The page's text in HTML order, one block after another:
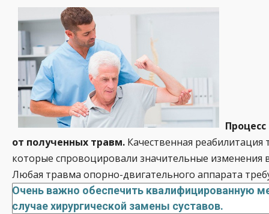
от полученных травм. Качественная
которые спровоцировали значительные изменения
Любая травма опорно-двигательного аппарата
Очень важно обеспечить квалифицированную
случае хирургической замены суставов.